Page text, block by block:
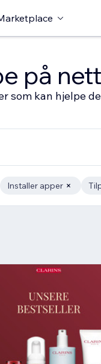
på
som kan hjelpe
Installer apper